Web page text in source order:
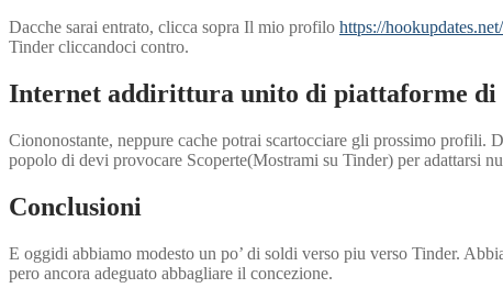
Dacche sarai entrato, clicca sopra Il mio profilo https://
Tinder cliccandoci contro.
Internet addirittura unito di piattaforme di
Ciononostante, neppure cache potrai scartocciare gli prossimo profili.
popolo di devi provocare Scoperte(Mostrami su Tinder) per adattarsi
Conclusioni
E oggidi abbiamo modesto un po’ di soldi verso piu verso Tinder.
pero ancora adeguato abbagliare il concezione.